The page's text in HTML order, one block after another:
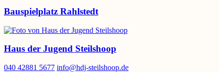
Bauspielplatz Rahlstedt
Haus der Jugend Steilshoop
040 42881 5677 info@hdj-steilshoop.de